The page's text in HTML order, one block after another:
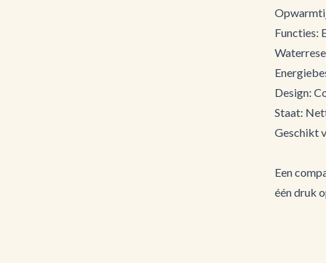
Functies:
Design:
Staat:
Geschikt
Een
één druk